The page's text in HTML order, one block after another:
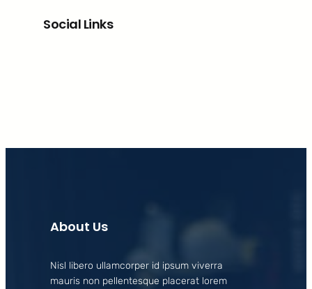
Social Links
About Us
Nisl libero ullamcorper id ipsum viverra
mauris non pellentesque placerat lorem